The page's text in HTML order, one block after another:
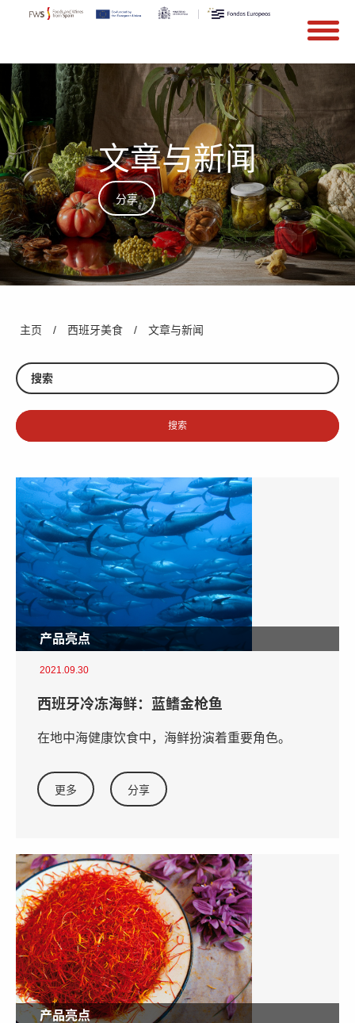
Skip to main content
Search form
文章与新闻
分享
主页 / 西班牙美食 / 文章与新闻
产品亮点
2021.09.30
西班牙冷冻海鲜：蓝鳍金枪鱼
在地中海健康饮食中，海鲜扮演着重要角色。
更多 分享
产品亮点